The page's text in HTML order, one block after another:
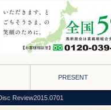
PRESENT
Review2015.0701